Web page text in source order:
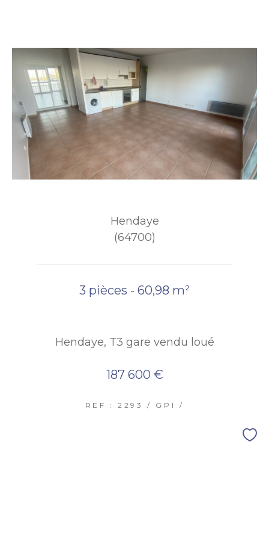
Hendaye
(64700)
3 pièces - 60,98 m²
Hendaye, T3 gare vendu loué
187 600 €
REF : 2293 / GPI /